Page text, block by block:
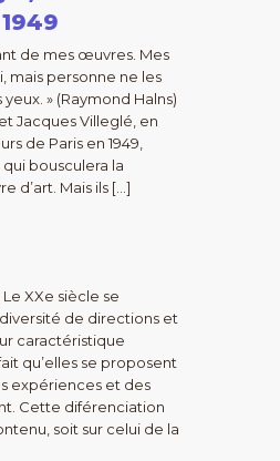
de mes œuvres. Mes
mais personne ne les
» (Raymond Halns)
Jacques Villeglé, en
de Paris en 1949,
bousculera la
d’art. Mais ils […]
Le XXe siècle se
de directions et
caractéristique
qu’elles se proposent
expériences et des
Cette diférenciation
soit sur celui de la